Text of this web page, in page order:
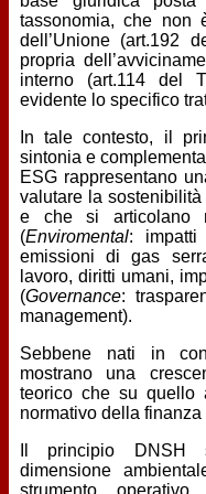
tassonomia, che non
dell’Unione (art.192
propria
interno (art.114 del
evidente lo specifico
In tale contesto, il
sintonia e
ESG rappresentano
valutare la
e che si articolano
(Enviromental: impatti
emissioni di gas
lavoro, diritti umani,
(Governance:
management).
Sebbene nati in
mostrano una
teorico che su quello
normativo della
Il principio DNSH
dimensione